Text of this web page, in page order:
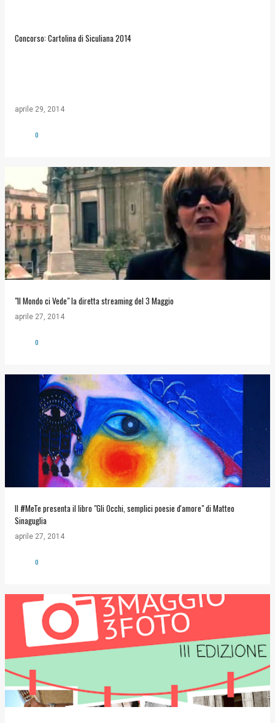
Concorso: Cartolina di Siculiana 2014
aprile 29, 2014
0
"Il Mondo ci Vede" la diretta streaming del 3 Maggio
aprile 27, 2014
0
Il #MeTe presenta il libro "Gli Occhi, semplici poesie d'amore" di Matteo
Sinaguglia
aprile 27, 2014
0